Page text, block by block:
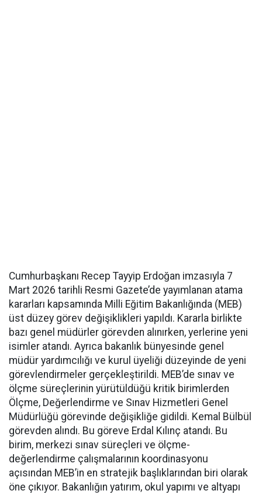
Cumhurbaşkanı Recep Tayyip Erdoğan imzasıyla 7
Mart 2026 tarihli Resmi Gazete’de yayımlanan atama
kararları kapsamında Milli Eğitim Bakanlığında (MEB)
üst düzey görev değişiklikleri yapıldı. Kararla birlikte
bazı genel müdürler görevden alınırken, yerlerine yeni
isimler atandı. Ayrıca bakanlık bünyesinde genel
müdür yardımcılığı ve kurul üyeliği düzeyinde de yeni
görevlendirmeler gerçekleştirildi. MEB’de sınav ve
ölçme süreçlerinin yürütüldüğü kritik birimlerden
Ölçme, Değerlendirme ve Sınav Hizmetleri Genel
Müdürlüğü görevinde değişikliğe gidildi. Kemal Bülbül
görevden alındı. Bu göreve Erdal Kılınç atandı. Bu
birim, merkezi sınav süreçleri ve ölçme-
değerlendirme çalışmalarının koordinasyonu
açısından MEB’in en stratejik başlıklarından biri olarak
öne çıkıyor. Bakanlığın yatırım, okul yapımı ve altyapı